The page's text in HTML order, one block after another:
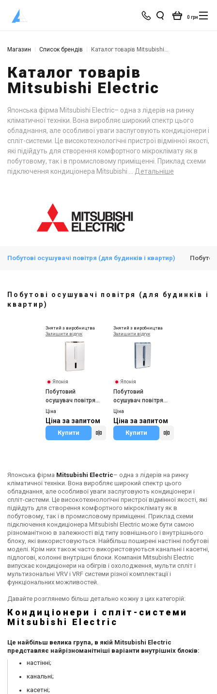
0 грн
Магазин Список брендів Каталог товарів Mitsubishi Electric
Каталог товарів
Mitsubishi Electric
Японська фірма Mitsubishi Electric– одна з лідерів на ринку
кліматичної техніки. Вона виробляє широкий спектр цього
обладнання, але особливої уваги заслуговують кондиціонери і
спліт-системи. Це високотехнологічні пристрої відмінної якості,
які підійдуть для створення комфортного мікроклімату як в
побутовому, так і в промисловому приміщенні. Приклад схеми
підключення кондиціонера Mitsubishi ... Детальніше
Побутові осушувачі повітря (для будинків і квартир)
Побутові осушувачі повітря (для будинків і
квартир)
Знятий з виробництва
Залишити відгук
Японія
Побутовий
осушувач повітря
Mitsubishi Electric
MJ-E20BG-R1
Ціна
Ціна за запитом
Купити
Знятий з виробництва
Залишити відгук
Японія
Побутовий
осушувач повітря
Mitsubishi Electric
MJ-E16VX
Ціна
Ціна за запитом
Купити
Японська фірма Mitsubishi Electric– одна з лідерів на ринку
кліматичної техніки. Вона виробляє широкий спектр цього
обладнання, але особливої уваги заслуговують кондиціонери і
спліт-системи. Це високотехнологічні пристрої відмінної якості, які
підійдуть для створення комфортного мікроклімату як в
побутовому, так і в промисловому приміщенні. Приклад схеми
підключення кондиціонера Mitsubishi Electric може бути самою
різноманітною в залежності від типу зовнішнього і внутрішнього
блоку, які використовуються. Найбільш поширені настінні побутові
моделі. Крім них також часто використовуються канальні і касетні,
підлогові, колонні внутрішні блоки. Компанія Mitsubishi Electric
випускає кондиціонери на обігрів і охолодження, мульти спліт і
мультизональні VRV і VRF системи різної комплектації і
функціональних можливостей.
Давайте розглянемо більш детально кожну з цих категорій:
Кондиціонери і спліт-системи
Mitsubishi Electric
Це найбільш велика група, в якій Mitsubishi Electric
представляє найрізноманітніші варіанти внутрішніх блоків:
настінні;
канальні;
касетні;